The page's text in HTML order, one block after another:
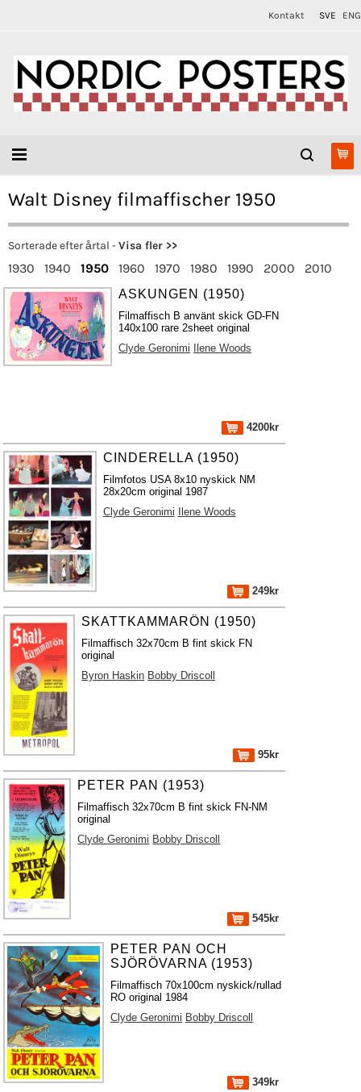
Kontakt SVE ENG
Walt Disney filmaffischer 1950
Sorterade efter årtal -Visa fler >>
1930 1940 1950 1960 1970 1980 1990 2000 2010
ASKUNGEN (1950)
Filmaffisch B använt skick GD-FN
140x100 rare 2sheet original
Clyde Geronimi
Ilene Woods
4200kr
CINDERELLA (1950)
Filmfotos USA 8x10 nyskick NM
28x20cm original 1987
Clyde Geronimi
Ilene Woods
249kr
SKATTKAMMARÖN (1950)
Filmaffisch 32x70cm B fint skick FN
original
Byron Haskin Bobby Driscoll
95kr
PETER PAN (1953)
Filmaffisch 32x70cm B fint skick FN-NM
original
Clyde Geronimi Bobby Driscoll
545kr
PETER PAN OCH
SJÖRÖVARNA (1953)
Filmaffisch 70x100cm nyskick/rullad
RO original 1984
Clyde Geronimi Bobby Driscoll
349kr